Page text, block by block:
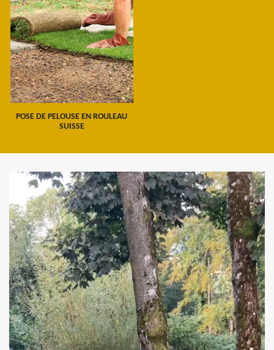
POSE DE PELOUSE EN ROULEAU
SUISSE